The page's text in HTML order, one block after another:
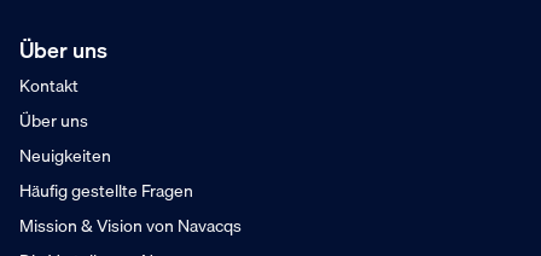
Über uns
Kontakt
Über uns
Neuigkeiten
Häufig gestellte Fragen
Mission & Vision von Navacqs